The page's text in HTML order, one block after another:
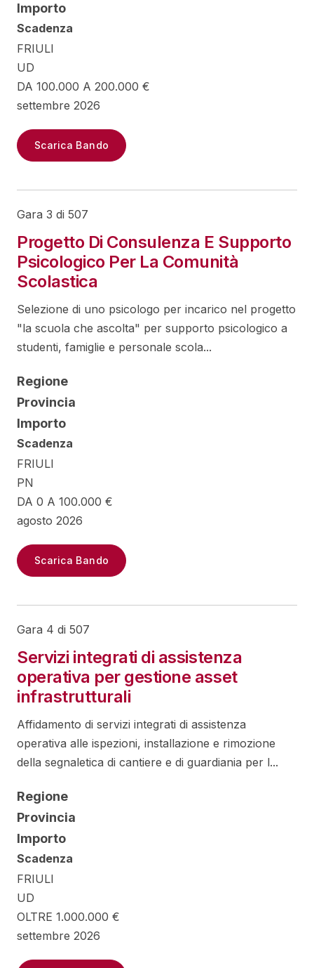
Importo
Scadenza
FRIULI
UD
DA 100.000 A 200.000 €
settembre 2026
Scarica Bando
Gara 3 di 507
Progetto Di Consulenza E Supporto
Psicologico Per La Comunità
Scolastica
Selezione di uno psicologo per incarico nel progetto
"la scuola che ascolta" per supporto psicologico a
studenti, famiglie e personale scola...
Regione
Provincia
Importo
Scadenza
FRIULI
PN
DA 0 A 100.000 €
agosto 2026
Scarica Bando
Gara 4 di 507
Servizi integrati di assistenza
operativa per gestione asset
infrastrutturali
Affidamento di servizi integrati di assistenza
operativa alle ispezioni, installazione e rimozione
della segnaletica di cantiere e di guardiania per l...
Regione
Provincia
Importo
Scadenza
FRIULI
UD
OLTRE 1.000.000 €
settembre 2026